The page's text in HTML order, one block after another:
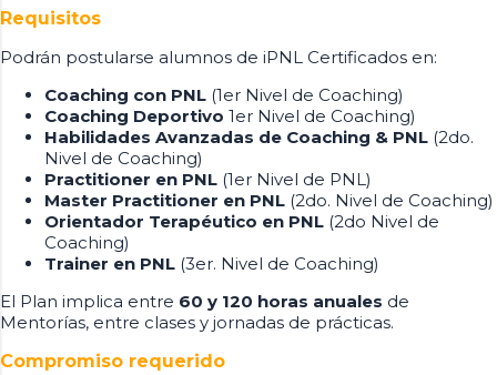
Requisitos
Podrán postularse alumnos de iPNL Certificados en:
Coaching con PNL (1er Nivel de Coaching)
Coaching Deportivo 1er Nivel de Coaching)
Habilidades Avanzadas de Coaching & PNL (2do.
Nivel de Coaching)
Practitioner en PNL (1er Nivel de PNL)
Master Practitioner en PNL (2do. Nivel de Coaching)
Orientador Terapéutico en PNL (2do Nivel de
Coaching)
Trainer en PNL (3er. Nivel de Coaching)
El Plan implica entre 60 y 120 horas anuales de
Mentorías, entre clases y jornadas de prácticas.
Compromiso requerido